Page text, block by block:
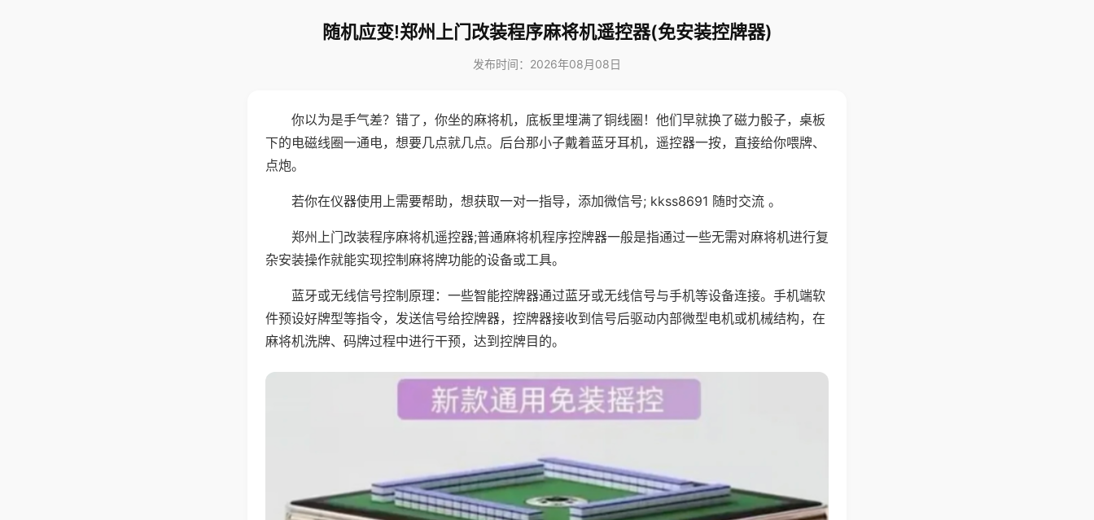
随机应变!郑州上门改装程序麻将机遥控器(免安装控牌器)
发布时间：2026年08月08日
你以为是手气差？错了，你坐的麻将机，底板里埋满了铜线圈！他们早就换了磁力骰子，桌板
下的电磁线圈一通电，想要几点就几点。后台那小子戴着蓝牙耳机，遥控器一按，直接给你喂牌、
点炮。
若你在仪器使用上需要帮助，想获取一对一指导，添加微信号; kkss8691 随时交流 。
郑州上门改装程序麻将机遥控器;普通麻将机程序控牌器一般是指通过一些无需对麻将机进行复
杂安装操作就能实现控制麻将牌功能的设备或工具。
蓝牙或无线信号控制原理：一些智能控牌器通过蓝牙或无线信号与手机等设备连接。手机端软
件预设好牌型等指令，发送信号给控牌器，控牌器接收到信号后驱动内部微型电机或机械结构，在
麻将机洗牌、码牌过程中进行干预，达到控牌目的。